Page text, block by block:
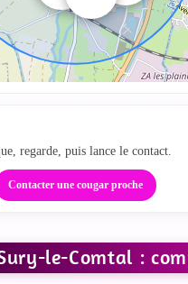
regarde, puis lance le contact.
Contacter une cougar proche
le-Comtal :
VOIR LES